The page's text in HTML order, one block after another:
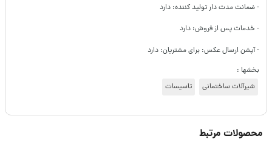
- ضمانت مدت دار تولید کننده: دارد
- خدمات پس از فروش: دارد
- آپشن ارسال عکس: برای مشتریان: دارد
بخشها :
شیرآلات ساختمانی
تاسیسات
محصولات مرتبط